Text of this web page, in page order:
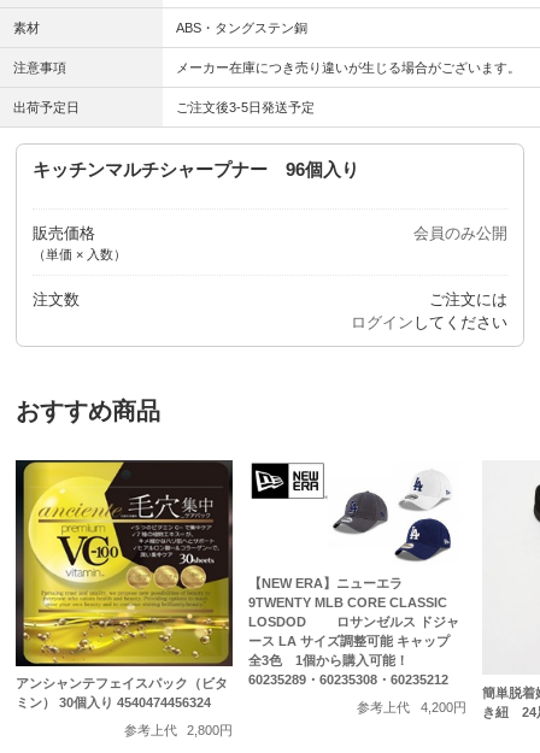
素材 ABS・タングステン銅
注意事項 メーカー在庫につき売り違いが生じる場合がございます。
出荷予定日 ご注文後3-5日発送予定
キッチンマルチシャープナー 96個入り
販売価格
（単価 × 入数）
会員のみ公開
注文数
ご注文には
ログイン してください
おすすめ商品
アンシャンテフェイスパック（ビタ
ミン） 30個入り 4540474456324
参考上代
2,800円
【NEW ERA】ニューエラ
9TWENTY MLB CORE CLASSIC
LOSDOD ロサンゼルス ドジャ
ース LA サイズ調整可能 キャップ
全3色 1個から購入可能！
60235289・60235308・60235212
参考上代
4,200円
簡単脱着
き紐 24